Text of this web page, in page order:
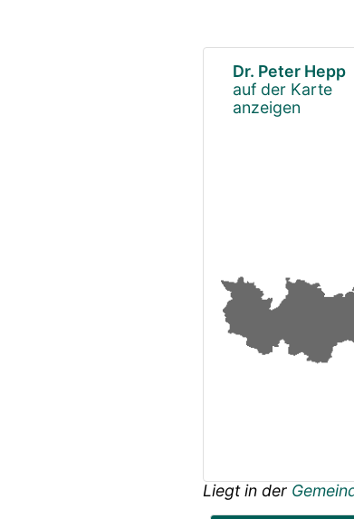
Dr. Peter Hepp
auf der Karte
anzeigen
Liegt in der